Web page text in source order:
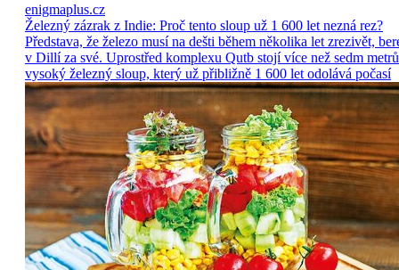
enigmaplus.cz
Železný zázrak z Indie: Proč tento sloup už 1 600 let nezná rez?
Představa, že železo musí na dešti během několika let zrezivět,
v Dillí za své. Uprostřed komplexu Qutb stojí více než sedm metrů
vysoký železný sloup, který už přibližně 1 600 let odolává počasí